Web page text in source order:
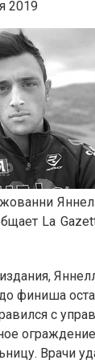
2019
La
финиша
с
Врачи